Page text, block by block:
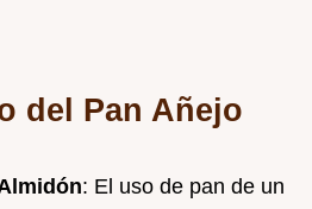
del Pan Añejo
: El uso de pan de un